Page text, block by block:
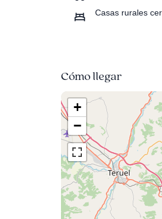
Casas rurales
Cómo llegar
+
−